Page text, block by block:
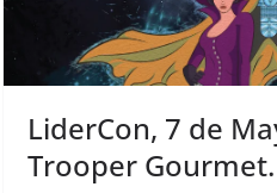
LiderCon, 7 de
Trooper Gourmet.